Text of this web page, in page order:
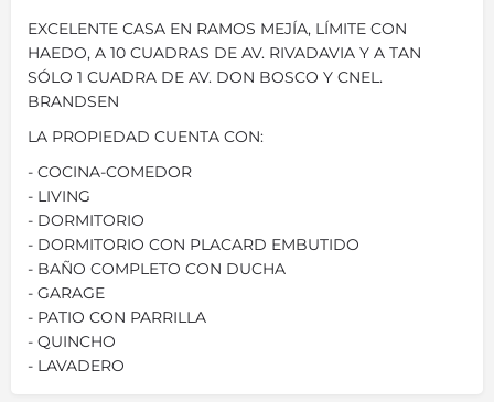
EXCELENTE CASA EN RAMOS MEJÍA, LÍMITE CON
HAEDO, A 10 CUADRAS DE AV. RIVADAVIA Y A TAN
SÓLO 1 CUADRA DE AV. DON BOSCO Y CNEL.
BRANDSEN
LA PROPIEDAD CUENTA CON:
- COCINA-COMEDOR
- LIVING
- DORMITORIO
- DORMITORIO CON PLACARD EMBUTIDO
- BAÑO COMPLETO CON DUCHA
- GARAGE
- PATIO CON PARRILLA
- QUINCHO
- LAVADERO